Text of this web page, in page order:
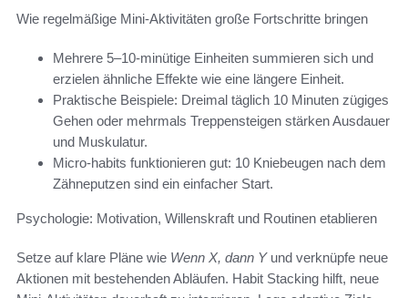
Wie regelmäßige Mini-Aktivitäten große Fortschritte bringen
Mehrere 5–10-minütige Einheiten summieren sich und
erzielen ähnliche Effekte wie eine längere Einheit.
Praktische Beispiele: Dreimal täglich 10 Minuten zügiges
Gehen oder mehrmals Treppensteigen stärken Ausdauer
und Muskulatur.
Micro-habits funktionieren gut: 10 Kniebeugen nach dem
Zähneputzen sind ein einfacher Start.
Psychologie: Motivation, Willenskraft und Routinen etablieren
Setze auf klare Pläne wie Wenn X, dann Yund verknüpfe neue
Aktionen mit bestehenden Abläufen. Habit Stacking hilft, neue